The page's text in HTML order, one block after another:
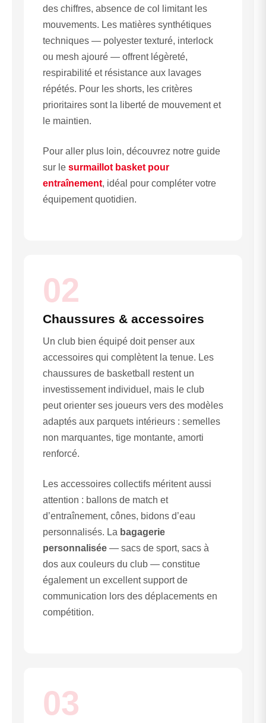
des chiffres, absence de col limitant les
mouvements. Les matières synthétiques
techniques — polyester texturé, interlock
ou mesh ajouré — offrent légèreté,
respirabilité et résistance aux lavages
répétés. Pour les shorts, les critères
prioritaires sont la liberté de mouvement et
le maintien.
Pour aller plus loin, découvrez notre guide
sur le surmaillot basket pour
entraînement, idéal pour compléter votre
équipement quotidien.
02
Chaussures & accessoires
Un club bien équipé doit penser aux
accessoires qui complètent la tenue. Les
chaussures de basketball restent un
investissement individuel, mais le club
peut orienter ses joueurs vers des modèles
adaptés aux parquets intérieurs : semelles
non marquantes, tige montante, amorti
renforcé.
Les accessoires collectifs méritent aussi
attention : ballons de match et
d’entraînement, cônes, bidons d’eau
personnalisés. La bagagerie
personnalisée — sacs de sport, sacs à
dos aux couleurs du club — constitue
également un excellent support de
communication lors des déplacements en
compétition.
03